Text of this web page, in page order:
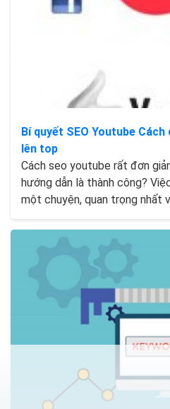
Bí quyết SEO Youtube
lên top
Cách seo youtube rất đơn
hướng dẫn là thành công?
một chuyện, quan trọng nhất